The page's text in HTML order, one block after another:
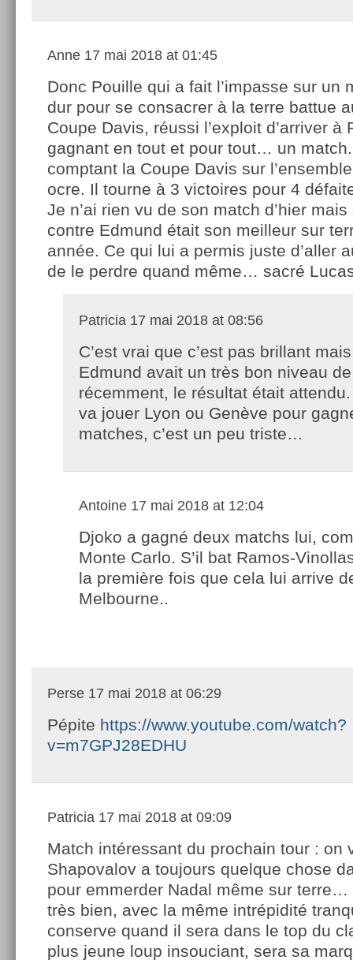
Anne 17 mai 2018 at 01:45
Donc Pouille qui a fait l’impasse sur un
dur pour se consacrer à la terre battue
Coupe Davis, réussi l’exploit d’arriver à
gagnant en tout et pour tout… un
comptant la Coupe Davis sur
ocre. Il tourne à 3 victoires pour 4
Je n’ai rien vu de son match d’hier
contre Edmund était son meilleur sur
année. Ce qui lui a permis juste d’aller
de le perdre quand même… sacré
Patricia 17 mai 2018 at 08:56
C’est vrai que c’est pas brillant
Edmund avait un très bon niveau
récemment, le résultat était attendu.
va jouer Lyon ou Genève pour
matches, c’est un peu triste…
Antoine 17 mai 2018 at 12:04
Djoko a gagné deux matchs lui,
Monte Carlo. S’il bat Ramos-
la première fois que cela lui arrive
Melbourne..
Perse 17 mai 2018 at 06:29
Pépite https://www.youtube.com/watch?
v=m7GPJ28EDHU
Patricia 17 mai 2018 at 09:09
Match intéressant du prochain tour : on
Shapovalov a toujours quelque chose
pour emmerder Nadal même sur
très bien, avec la même intrépidité
conserve quand il sera dans le top du
plus jeune loup insouciant, sera sa